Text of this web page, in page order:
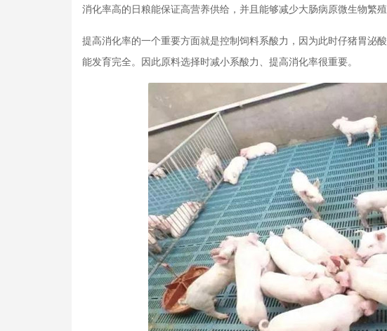
消化率高的日粮能保证高营养供给，并且能够减少大肠病原微生物繁
提高消化率的一个重要方面就是控制饲料系酸力，因为此时仔猪胃泌
能发育完全。因此原料选择时减小系酸力、提高消化率很重要。